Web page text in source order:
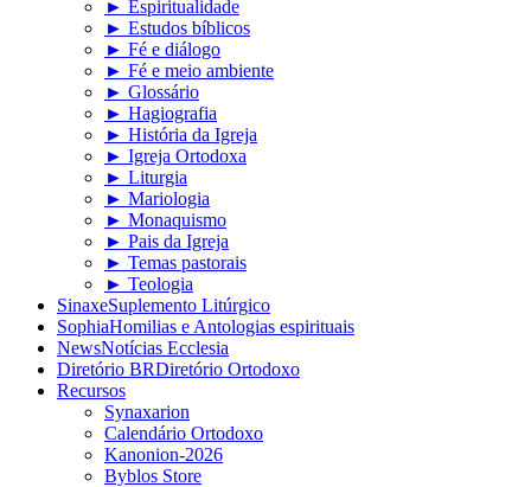
► Espiritualidade
► Estudos bíblicos
► Fé e diálogo
► Fé e meio ambiente
► Glossário
► Hagiografia
► História da Igreja
► Igreja Ortodoxa
► Liturgia
► Mariologia
► Monaquismo
► Pais da Igreja
► Temas pastorais
► Teologia
SinaxeSuplemento Litúrgico
SophiaHomilias e Antologias espirituais
NewsNotícias Ecclesia
Diretório BRDiretório Ortodoxo
Recursos
Synaxarion
Calendário Ortodoxo
Kanonion-2026
Byblos Store